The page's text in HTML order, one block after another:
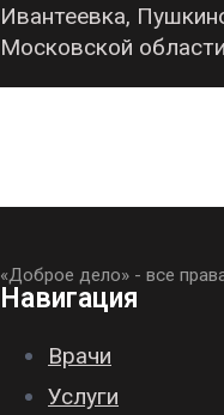
Ивантеевка,
Московской
«Доброе дело» - все
Навигация
Врачи
Услуги